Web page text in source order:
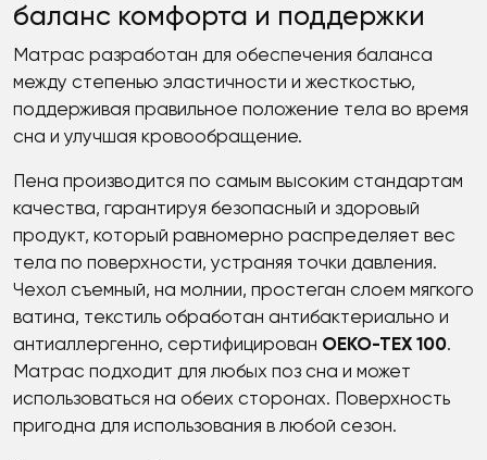
баланс комфорта и поддержки
Матрас разработан для обеспечения баланса
между степенью эластичности и жесткостью,
поддерживая правильное положение тела во время
сна и улучшая кровообращение.
Пена производится по самым высоким стандартам
качества, гарантируя безопасный и здоровый
продукт, который равномерно распределяет вес
тела по поверхности, устраняя точки давления.
Чехол съемный, на молнии, простеган слоем мягкого
ватина, текстиль обработан антибактериально и
антиаллергенно, сертифицирован OEKO-TEX 100.
Матрас подходит для любых поз сна и может
использоваться на обеих сторонах. Поверхность
пригодна для использования в любой сезон.